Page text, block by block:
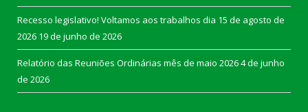
Recesso legislativo! Voltamos aos trabalhos dia 15 de agosto de
2026 19 de junho de 2026
Relatório das Reuniões Ordinárias mês de maio 20264 de junho
de 2026